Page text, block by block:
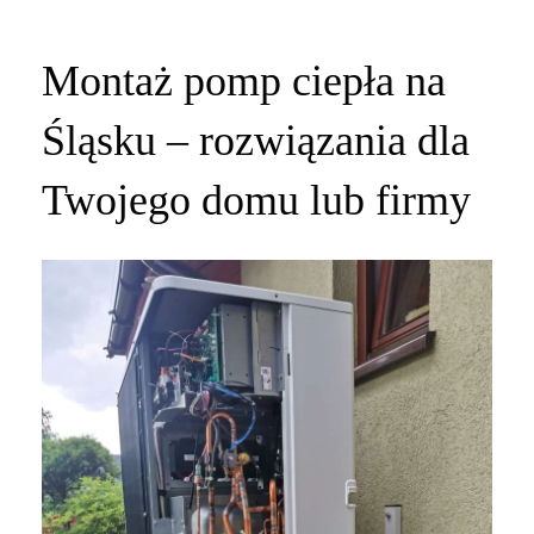
Montaż pomp ciepła na
Śląsku – rozwiązania dla
Twojego domu lub firmy